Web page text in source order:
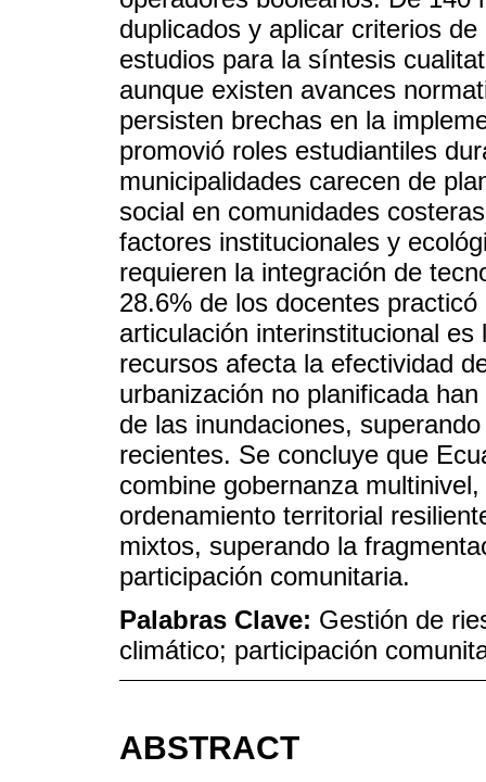
duplicados y aplicar criterios
estudios para la síntesis
aunque existen avances
persisten brechas en la
promovió roles estudiantiles
municipalidades carecen de
social en comunidades
factores institucionales y
requieren la integración de
28.6% de los docentes
articulación interinstitucional
recursos afecta la efectividad
urbanización no planificada
de las inundaciones,
recientes. Se concluye que
combine gobernanza
ordenamiento territorial
mixtos, superando la
participación comunitaria.
Palabras Clave: Gestión de
climático; participación
ABSTRACT